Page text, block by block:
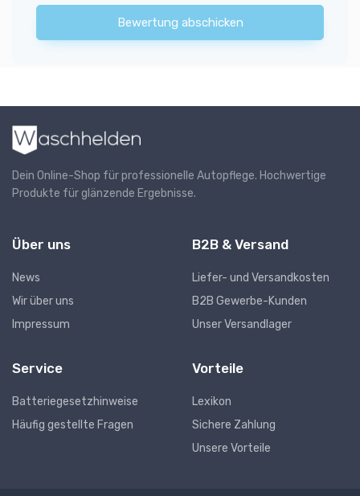
Bewertung abschicken
Dein Online-Shop für professionelle Autopflege. Hochwertige
Produkte für glänzende Ergebnisse.
Über uns
News
Wir über uns
Impressum
B2B & Versand
Liefer- und Versandkosten
B2B Gewerbe-Kunden
Unser Versandlager
Service
Batteriegesetzhinweise
Häufig gestellte Fragen
Vorteile
Lexikon
Sichere Zahlung
Unsere Vorteile